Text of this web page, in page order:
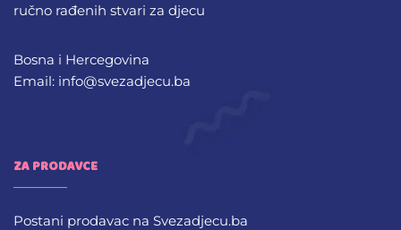
ručno rađenih stvari za djecu
Bosna i Hercegovina
Email: info@svezadjecu.ba
ZA PRODAVCE
Postani prodavac na Svezadjecu.ba